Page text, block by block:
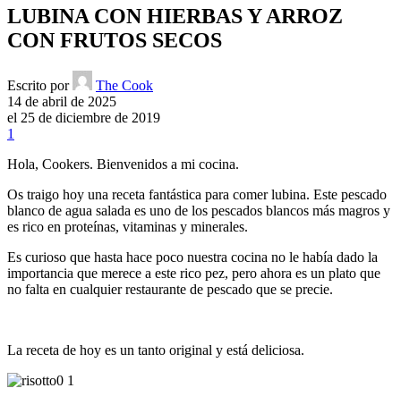
LUBINA CON HIERBAS Y ARROZ
CON FRUTOS SECOS
Escrito por
The Cook
14 de abril de 2025
el 25 de diciembre de 2019
1
Hola, Cookers. Bienvenidos a mi cocina.
Os traigo hoy una receta fantástica para comer lubina. Este pescado
blanco de agua salada es uno de los pescados blancos más magros y
es rico en proteínas, vitaminas y minerales.
Es curioso que hasta hace poco nuestra cocina no le había dado la
importancia que merece a este rico pez, pero ahora es un plato que
no falta en cualquier restaurante de pescado que se precie.
La receta de hoy es un tanto original y está deliciosa.